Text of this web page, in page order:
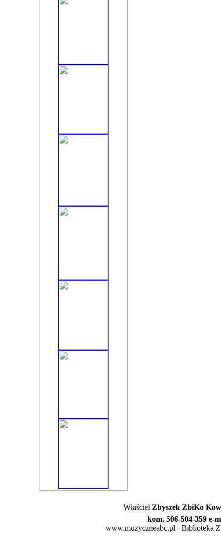
Właściel Zbyszek ZbiKo
kom. 506-504-359 e-
www.muzyczneabc.pl - Biblioteka